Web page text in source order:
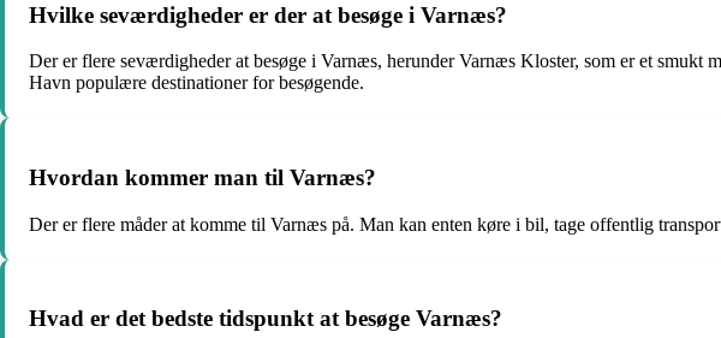
Hvilke seværdigheder er der at besøge i Varnæs?
Der er flere seværdigheder at besøge i Varnæs, herunder Varnæs Kloster, som er et
Havn populære destinationer for besøgende.
Hvordan kommer man til Varnæs?
Der er flere måder at komme til Varnæs på. Man kan enten køre i bil, tage offentlig
Hvad er det bedste tidspunkt at besøge Varnæs?